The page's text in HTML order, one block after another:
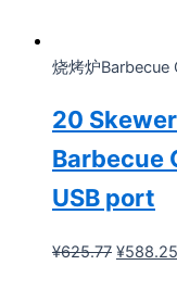
烧烤炉Barbecue
20
Barbecue
USB port
¥625.77 原
¥588.25